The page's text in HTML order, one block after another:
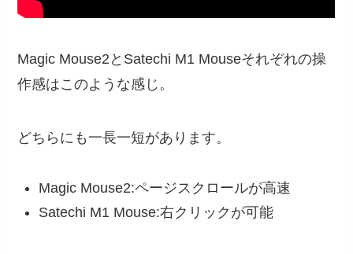
Magic Mouse2とSatechi M1 Mouseそれぞれの操
作感はこのような感じ。
どちらにも一長一短があります。
Magic Mouse2:ページスクロールが高速
Satechi M1 Mouse:右クリックが可能